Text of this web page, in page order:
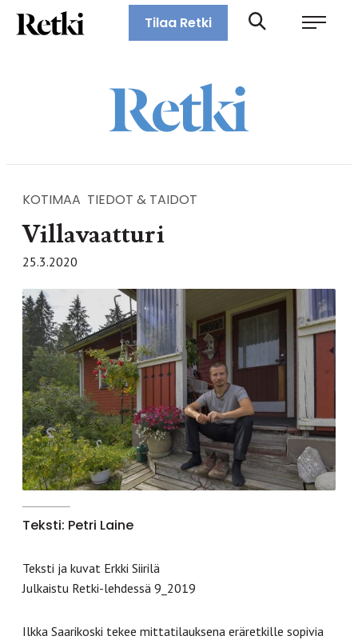
Siirry
suoraan
Retki-lehti
Tilaa Retki
KOTIMAA TIEDOT & TAIDOT
Villavaatturi
25.3.2020
Teksti: Petri Laine
Teksti ja kuvat Erkki Siirilä
Julkaistu Retki-lehdessä 9_2019
Ilkka Saarikoski tekee mittatilauksena eräretkille sopivia